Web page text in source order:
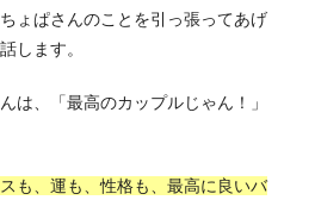
ょぱさんのことを引っ張ってあげ
します。
は、「最高のカップルじゃん！」
スも、運も、性格も、最高に良いバ